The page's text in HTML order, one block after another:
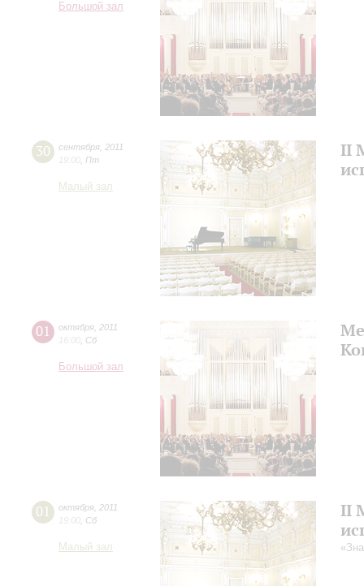
Большой зал
30 сентября 2011
19:00 Пт
Малый зал
II
01 октября 2011
16:00 Сб
Большой зал
01 октября 2011
19:00 Сб
Малый зал
II